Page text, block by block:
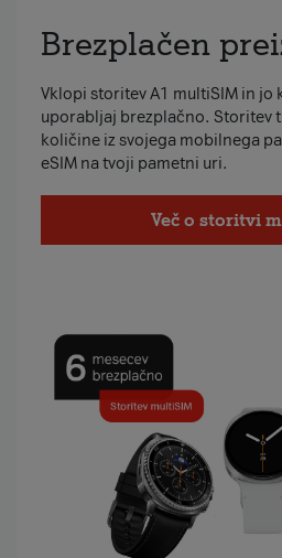
Brezplačen
Vklopi storitev A1 multiSIM in jo
uporabljaj brezplačno. Storitev
količine iz svojega mobilnega
eSIM na tvoji pametni uri.
Več o storitvi